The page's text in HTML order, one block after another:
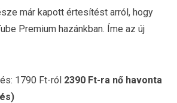
már kapott értesítést arról, hogy
Premium hazánkban. Íme az új
1790 Ft-ról 2390 Ft-ra nő havonta